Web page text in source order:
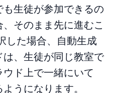
生徒が参加できるの
そのまま先に進むこ
した場合、自動生成
、生徒が同じ教室で
ド上で一緒にいて
うになります。